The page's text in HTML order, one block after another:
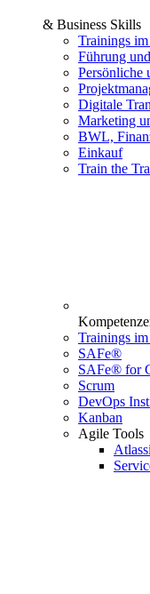
& Business Skills
Trainings
Führung
Persönliche
Digitale
Marketing
BWL,
Einkauf
Train the
Trainings
SAFe®
SAFe® for
Scrum
DevOps
Kanban
Agile Tools